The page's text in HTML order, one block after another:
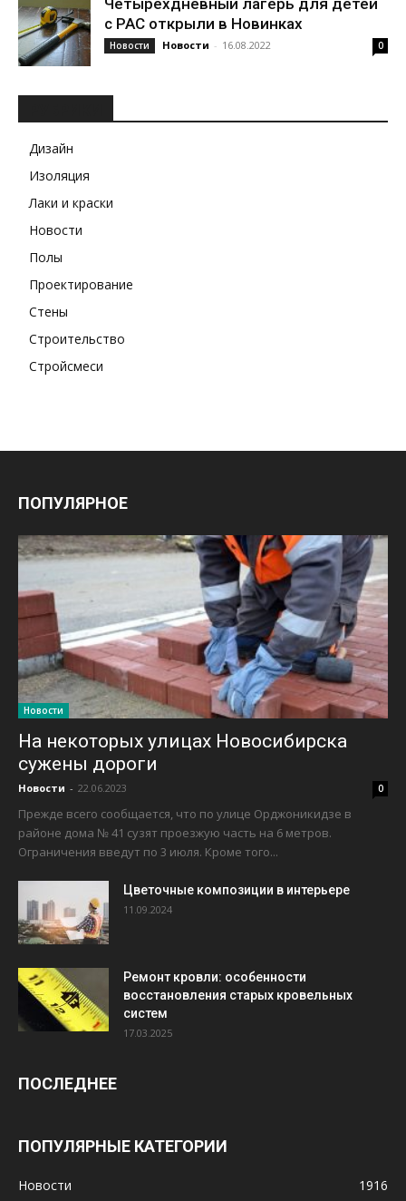
Четырехдневный лагерь для детей
с РАС открыли в Новинках
Новости Новости - 16.08.2022 0
Дизайн
Изоляция
Лаки и краски
Новости
Полы
Проектирование
Стены
Строительство
Стройсмеси
ПОПУЛЯРНОЕ
Новости
На некоторых улицах Новосибирска
сужены дороги
Новости - 22.06.2023 0
Прежде всего сообщается, что по улице Орджоникидзе в
районе дома № 41 сузят проезжую часть на 6 метров.
Ограничения введут по 3 июля. Кроме того...
Цветочные композиции в интерьере
11.09.2024
Ремонт кровли: особенности
восстановления старых кровельных
систем
17.03.2025
ПОСЛЕДНЕЕ
ПОПУЛЯРНЫЕ КАТЕГОРИИ
Новости 1916